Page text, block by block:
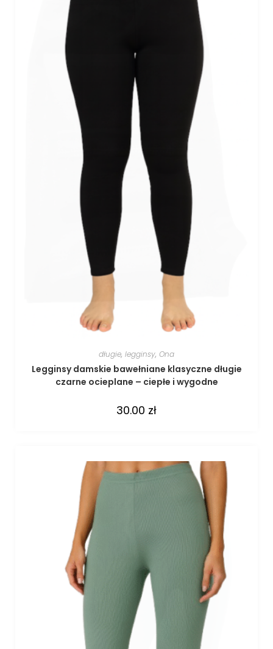
długie, legginsy, Ona
Legginsy damskie bawełniane klasyczne długie
czarne ocieplane – ciepłe i wygodne
30.00 zł